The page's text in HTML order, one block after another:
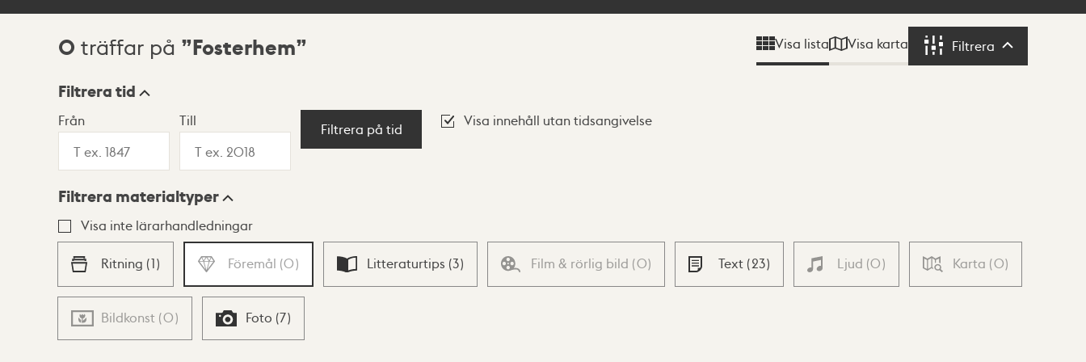
Sökresultat
0 träffar på Fosterhem Visa lista Visa karta Filtrera Filtrera
Visningsläge
Lista Karta
Filtrera tid
Från Till
Filtrera på tid
Visa innehåll utan tidsangivelse
Filtrera materialtyper
Visa inte lärarhandledningar
Ritning (1) Föremål (0) Litteraturtips (3) Film & rörlig bild (0) Text (23) Ljud (0) Karta (0)
Bildkonst (0) Foto (7)